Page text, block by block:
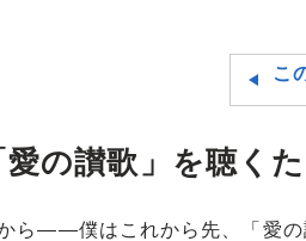
こ
愛の讃歌」を聴くた
ら――僕はこれから先、「愛の